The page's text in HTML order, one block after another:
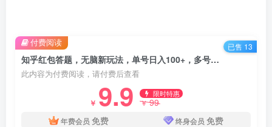
知乎红包答题，无脑新玩法，单号日入100+，多号多撸！
此内容为付费阅读，请付费后查看
￥ 9.9 限时特惠
￥99
年费会员 免费 终身会员 免费
付费阅读 已售 13